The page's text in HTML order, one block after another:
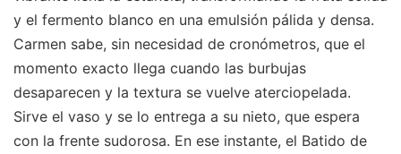
y el fermento blanco en una emulsión pálida y densa.
Carmen sabe, sin necesidad de cronómetros, que el
momento exacto llega cuando las burbujas
desaparecen y la textura se vuelve aterciopelada.
Sirve el vaso y se lo entrega a su nieto, que espera
con la frente sudorosa. En ese instante, el Batido de